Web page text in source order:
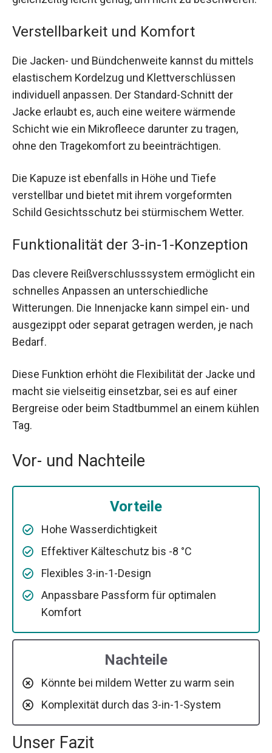
Verstellbarkeit und Komfort
Die Jacken- und Bündchenweite kannst du mittels
elastischem Kordelzug und Klettverschlüssen
individuell anpassen. Der Standard-Schnitt der
Jacke erlaubt es, auch eine weitere wärmende
Schicht wie ein Mikrofleece darunter zu tragen,
ohne den Tragekomfort zu beeinträchtigen.
Die Kapuze ist ebenfalls in Höhe und Tiefe
verstellbar und bietet mit ihrem vorgeformten
Schild Gesichtsschutz bei stürmischem Wetter.
Funktionalität der 3-in-1-Konzeption
Das clevere Reißverschlusssystem ermöglicht ein
schnelles Anpassen an unterschiedliche
Witterungen. Die Innenjacke kann simpel ein- und
ausgezippt oder separat getragen werden, je nach
Bedarf.
Diese Funktion erhöht die Flexibilität der Jacke und
macht sie vielseitig einsetzbar, sei es auf einer
Bergreise oder beim Stadtbummel an einem kühlen
Tag.
Vor- und Nachteile
Vorteile
Hohe Wasserdichtigkeit
Effektiver Kälteschutz bis -8 °C
Flexibles 3-in-1-Design
Anpassbare Passform für optimalen
Komfort
Nachteile
Könnte bei mildem Wetter zu warm sein
Komplexität durch das 3-in-1-System
Unser Fazit